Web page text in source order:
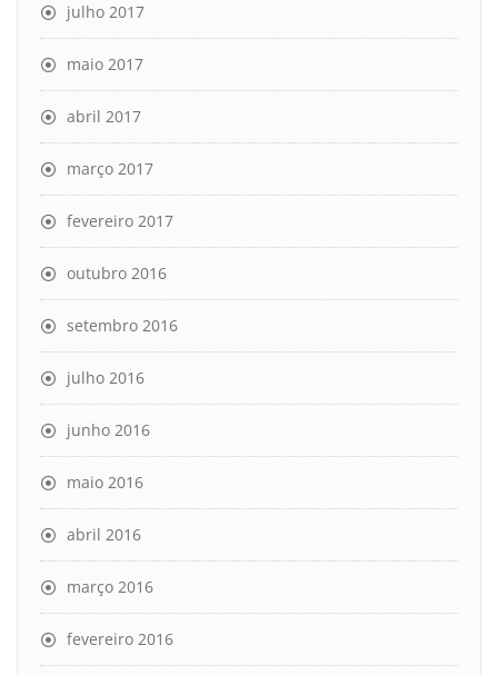
julho 2017
maio 2017
abril 2017
março 2017
fevereiro 2017
outubro 2016
setembro 2016
julho 2016
junho 2016
maio 2016
abril 2016
março 2016
fevereiro 2016